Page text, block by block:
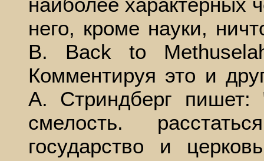
него, кроме науки,
В. Back to
Комментируя это и
А. Стриндберг пишет:
смелость.
государство и